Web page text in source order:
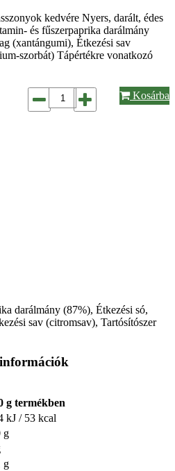
kedvére Nyers, darált, édes
és fűszerpaprika darálmány
(xantángumi), Étkezési sav
szorbát) Tápértékre vonatkozó
Kosárba
darálmány (87%), Étkezési só,
sav (citromsav), Tartósítószer
g termékben
kJ / 53 kcal
g
g